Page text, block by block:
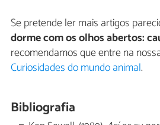
Se pretende ler mais artigos
dorme com os olhos abertos:
recomendamos que entre na
Curiosidades do mundo animal.
Bibliografia